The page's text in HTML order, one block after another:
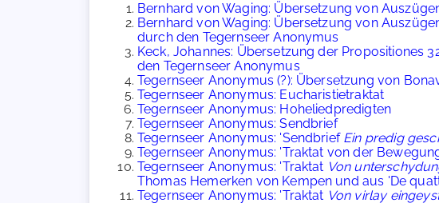
Bernhard von Waging: Übersetzung von
Bernhard von Waging: Übersetzung von
durch den Tegernseer Anonymus
Keck, Johannes: Übersetzung der Propositiones
den Tegernseer Anonymus
Tegernseer Anonymus (?): Übersetzung von
Tegernseer Anonymus: Eucharistietraktat
Tegernseer Anonymus: Hoheliedpredigten
Tegernseer Anonymus: Sendbrief
Tegernseer Anonymus: 'Sendbrief Ein predig
Tegernseer Anonymus: 'Traktat von der
Tegernseer Anonymus: 'Traktat Von
Thomas Hemerken von Kempen und aus 'De
Tegernseer Anonymus: 'Traktat Von virlay